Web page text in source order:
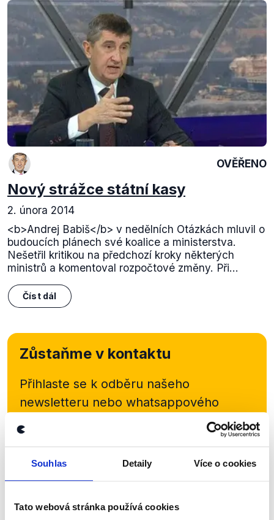
Souhlas Detaily Více o cookies
Tato webová stránka používá cookies
OVĚŘENO
Nový strážce státní kasy
2. února 2014
<b>Andrej Babiš</b> v nedělních Otázkách mluvil o
budoucích plánech své koalice a ministerstva.
Nešetřil kritikou na předchozí kroky některých
ministrů a komentoval rozpočtové změny. Při...
Číst dál
Zůstaňme v kontaktu
Přihlaste se k odběru našeho
newsletteru nebo whatsappového
kanálu, kde pravidelně přinášíme
shrnutí nejzajímavějších článků a analýz.
Začněte nás odebírat, a mějte tak